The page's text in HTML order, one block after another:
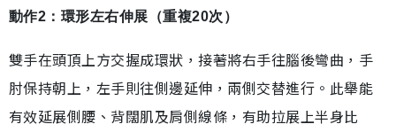
動作2：環形左右伸展（重複20次）
雙手在頭頂上方交握成環狀，接著將右手往腦後彎曲，手
肘保持朝上，左手則往側邊延伸，兩側交替進行。此舉能
有效延展側腰、背闊肌及肩側線條，有助拉展上半身比